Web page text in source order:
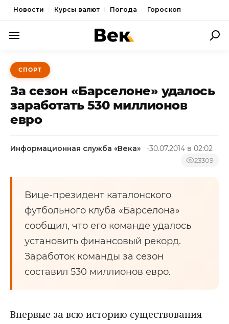
Новости Курсы валют Погода Гороскоп
ПОЛИТИКА
ЭКОНОМИКА
ОБЩЕСТВО
СПОРТ
СПОРТ
За сезон «Барселоне» удалось
заработать 530 миллионов
евро
Информационная служба «Века» 30.07.2014 в 02:02
23309
Вице-президент каталонского
футбольного клуба «Барселона»
сообщил, что его команде удалось
установить финансовый рекорд.
Заработок команды за сезон
составил 530 миллионов евро.
Впервые за всю историю существования